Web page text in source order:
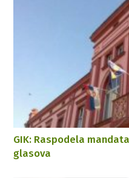
GIK: Raspodela
glasova